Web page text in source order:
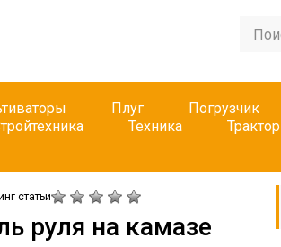
Плуг Погрузчик
Техника Трактор
статьи
руля на камазе